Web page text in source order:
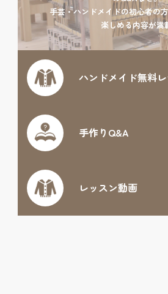
手芸・ハンドメイドの初心者の
楽しめる内容が満
ハンドメイド無料
手作りQ&A
レッスン動画